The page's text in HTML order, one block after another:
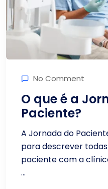
No Comment
O que é a
Paciente?
A Jornada do
para descrever
paciente com a
...